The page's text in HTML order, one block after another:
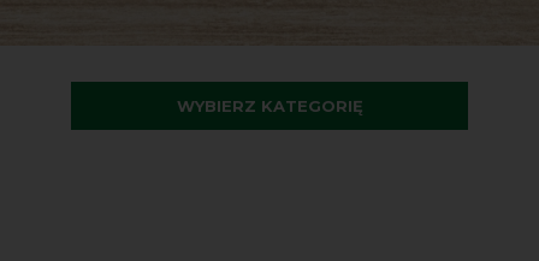
WYBIERZ KATEGORIĘ